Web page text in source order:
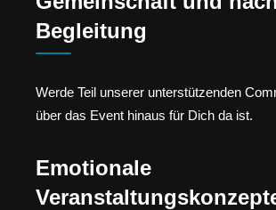
Begleitung
Werde Teil unserer unterstützenden
über das Event hinaus für Dich da ist.
Emotionale